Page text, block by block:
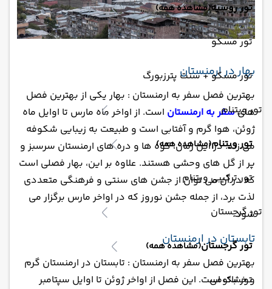
تور روسیه(مشاهده همه)
تور مسکو
تور مسکو + سنت پترزبورگ
تور ویتنام
تور ویتنام(مشاهده همه)
تور ترکیبی ویتنام
تور گرجستان
تور گرجستان(مشاهده همه)
تور باتومی
بهار در ارمنستان
بهترین فصل سفر به ارمنستان : بهار یکی از بهترین فصل
هایسفر به ارمنستان است. از اواخر ماه مارس تا اوایل ماه
ژوئن، هوا گرم و آفتابی است و طبیعت به زیبایی شکوفه
می زند. در این زمان، کوه ها و دره های ارمنستان سرسبز و
پر از گل های وحشی هستند. علاوه بر این، بهار فصلی است
که در آن می توان از جشن های سنتی و فرهنگی متعددی
لذت برد، از جمله جشن نوروز که در اواخر مارس برگزار می
شود.
تابستان در ارمنستان
بهترین فصل سفر به ارمنستان : تابستان در ارمنستان گرم
و خشک است. این فصل از اواخر ژوئن تا اوایل سپتامبر